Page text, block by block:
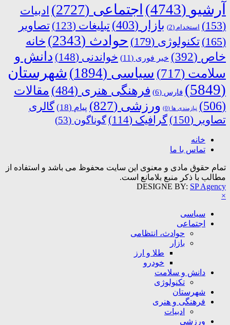
آرشیو (4743) اجتماعی (2727)
ادبیات
(153)
استخدام (2) بازار (403) تبلیغات (123)
تصاویر
(165)
تکنولوژی (179) حوادث (2343)
خانه
خاص (392) خبر فوری (11) خواندنی (148)
دانش و
سلامت (717) سیاسی (1894)
شهرستان
(5849)
فارس (6) فرهنگی هنری (484)
مقالات
(506)
نیازمندی ها (0) ورزشی (827) پیام (18)
گالری
تصاویر (150) گرافیک (114) گوناگون (53)
خانه
تماس با ما
تمام حقوق مادی و معنوی این سایت محفوظ می باشد و استفاده از
مطالب با ذکر منبع بلامانع است.
DESIGNE BY: SP Agency
×
سیاسی
اجتماعی
حوادث، انتظامی
بازار
طلا و ارز
خودرو
دانش و سلامت
تکنولوژی
شهرستان
فرهنگی و هنری
ادبیات
ورزشی